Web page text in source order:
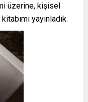
üzerine, kişisel
yayınladık.